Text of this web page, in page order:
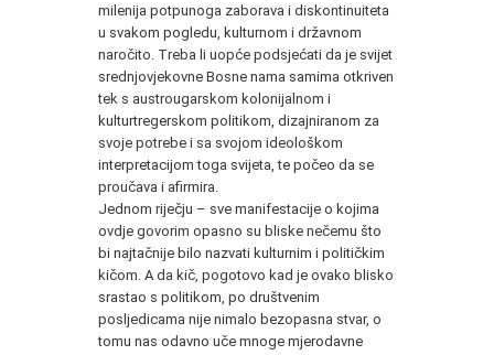
milenija potpunoga zaborava i diskontinuiteta
u svakom pogledu, kulturnom i državnom
naročito. Treba li uopće podsjećati da je svijet
srednjovjekovne Bosne nama samima otkriven
tek s austrougarskom kolonijalnom i
kulturtregerskom politikom, dizajniranom za
svoje potrebe i sa svojom ideološkom
interpretacijom toga svijeta, te počeo da se
proučava i afirmira.
Jednom riječju – sve manifestacije o kojima
ovdje govorim opasno su bliske nečemu što
bi najtačnije bilo nazvati kulturnim i političkim
kičom. A da kič, pogotovo kad je ovako blisko
srastao s politikom, po društvenim
posljedicama nije nimalo bezopasna stvar, o
tomu nas odavno uče mnoge mjerodavne